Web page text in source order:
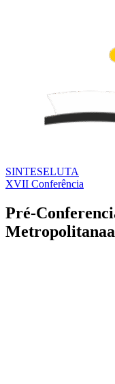
SINTESELUTA
XVII Conferência
Pré-